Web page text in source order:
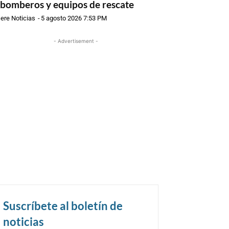
y equipos de rescate
Noticias - 5 agosto 2026 7:53 PM
- Advertisement -
Suscríbete al boletín de
noticias